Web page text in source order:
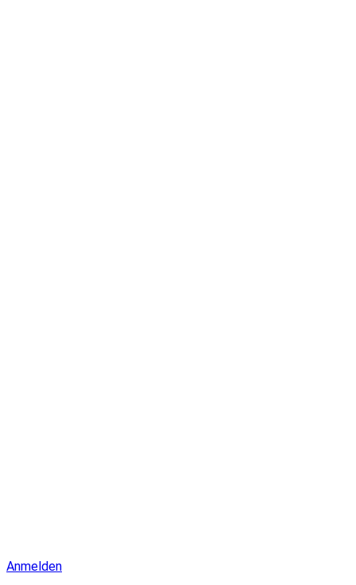
Anmelden